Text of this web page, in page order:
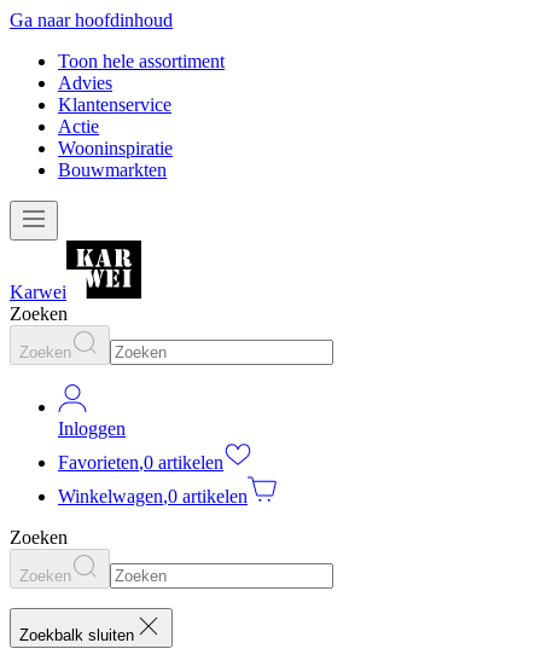
Ga naar hoofdinhoud
Toon hele assortiment
Advies
Klantenservice
Actie
Wooninspiratie
Bouwmarkten
Karwei
Zoeken
Zoeken
Inloggen
Favorieten,0 artikelen
Winkelwagen,0 artikelen
Zoeken
Zoeken
Zoekbalk sluiten